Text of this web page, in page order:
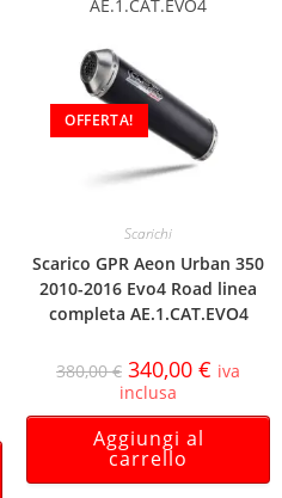
AE.1.CAT.EVO4
OFFERTA!
Scarichi
Scarico GPR Aeon Urban 350
2010-2016 Evo4 Road linea
completa AE.1.CAT.EVO4
380,00€ 340,00 € iva
inclusa
Aggiungi al
carrello